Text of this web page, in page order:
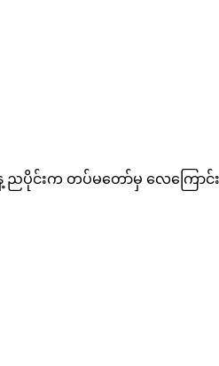
နေ့ ညပိုင်းက တပ်မတော်မှ လေကြော